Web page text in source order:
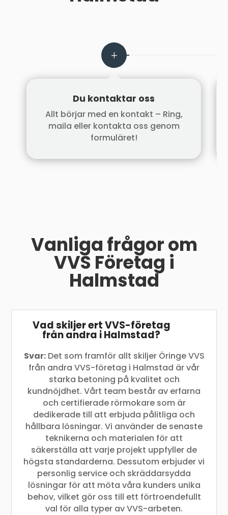
Du kontaktar oss
Allt börjar med en kontakt – Ring,
maila eller kontakta oss genom
formuläret!
Vanliga frågor om
VVS Företag i
Halmstad
Vad skiljer ert VVS-företag
från andra i Halmstad?
Svar:Det som framför allt skiljer Öringe VVS
från andra VVS-företag i Halmstad är vår
starka betoning på kvalitet och
kundnöjdhet. Vårt team består av erfarna
och certifierade rörmokare som är
dedikerade till att erbjuda pålitliga och
hållbara lösningar. Vi använder de senaste
teknikerna och materialen för att
säkerställa att varje projekt uppfyller de
högsta standarderna. Dessutom erbjuder vi
personlig service och skräddarsydda
lösningar för att möta våra kunders unika
behov, vilket gör oss till ett förtroendefullt
val för alla typer av VVS-arbeten.